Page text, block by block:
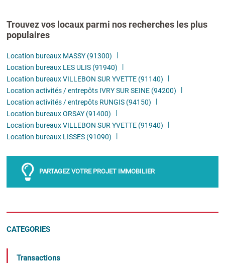
Trouvez vos locaux parmi nos recherches les plus
populaires
Location bureaux MASSY (91300)
Location bureaux LES ULIS (91940)
Location bureaux VILLEBON SUR YVETTE (91140)
Location activités / entrepôts IVRY SUR SEINE (94200)
Location activités / entrepôts RUNGIS (94150)
Location bureaux ORSAY (91400)
Location bureaux VILLEBON SUR YVETTE (91940)
Location bureaux LISSES (91090)
PARTAGEZ VOTRE PROJET IMMOBILIER
CATEGORIES
Transactions